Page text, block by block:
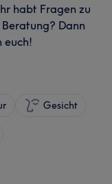
habt Fragen zu
Dann
euch!
Gesicht